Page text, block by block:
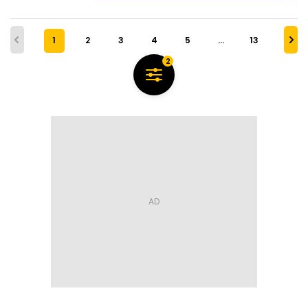
1 2 3 4 5 … 13
2